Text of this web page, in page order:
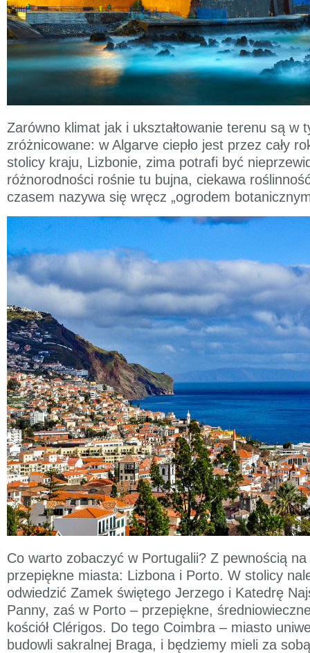
Zarówno klimat jak i ukształtowanie terenu są w
zróżnicowane: w Algarve ciepło jest przez cały
stolicy kraju, Lizbonie, zima potrafi być
różnorodności rośnie tu bujna, ciekawa
czasem nazywa się wręcz „ogrodem
Co warto zobaczyć w Portugalii? Z pewnością na
przepiękne miasta: Lizbona i Porto. W stolicy
odwiedzić Zamek świętego Jerzego i Katedrę
Panny, zaś w Porto – przepiękne,
kościół Clérigos. Do tego Coimbra – miasto
budowli sakralnej Braga, i będziemy mieli za